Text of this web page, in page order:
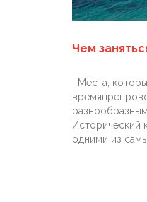
Чем
Места,
Исторический
одними из